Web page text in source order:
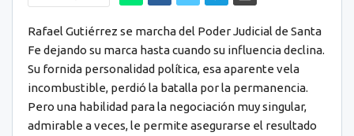
Rafael Gutiérrez se marcha del Poder Judicial de Santa
Fe dejando su marca hasta cuando su influencia declina.
Su fornida personalidad política, esa aparente vela
incombustible, perdió la batalla por la permanencia.
Pero una habilidad para la negociación muy singular,
admirable a veces, le permite asegurarse el resultado